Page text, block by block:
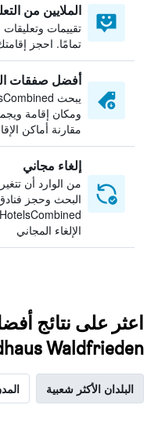
الملايين من
تقييمات
تمامًا. احجز
أفضل صفقات
ومكان إقامة
مقارنة أماكن
إلغاء مجاني
من الوارد أن
البحث وحجز
الإلغاء المجاني
اعثر على نتائج
Waldfrieden
البلدان الأكثر شعبية